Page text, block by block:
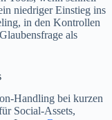
niedriger Einstieg ins
in den Kontrollen
als
Handling bei kurzen
Social-Assets,